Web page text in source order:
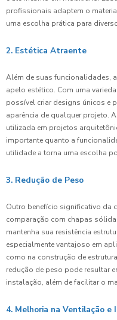
profissionais adaptem o
uma escolha prática para
2. Estética Atraente
Além de suas funcionalidades,
apelo estético. Com uma
possível criar designs únicos e
aparência de qualquer projeto.
utilizada em projetos
importante quanto a
utilidade a torna uma escolha
3. Redução de Peso
Outro benefício significativo da
comparação com chapas
mantenha sua resistência
especialmente vantajoso em
como na construção de
redução de peso pode resultar
instalação, além de facilitar o
4. Melhoria na Ventilação e